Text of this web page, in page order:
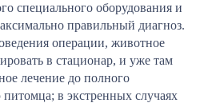
специального оборудования и
правильный диагноз.
операции, животное
в стационар, и уже там
лечение до полного
в экстренных случаях